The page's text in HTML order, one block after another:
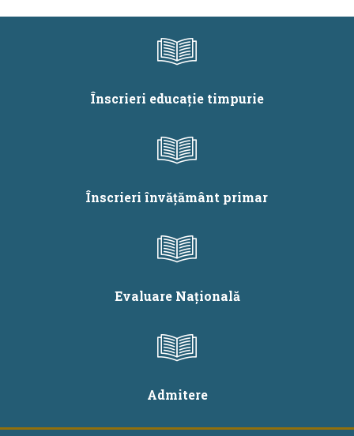
Înscrieri educație timpurie
Înscrieri învățământ primar
Evaluare Națională
Admitere